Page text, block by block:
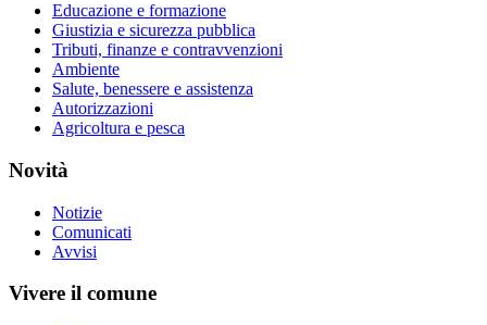
Educazione e formazione
Giustizia e sicurezza pubblica
Tributi, finanze e contravvenzioni
Ambiente
Salute, benessere e assistenza
Autorizzazioni
Agricoltura e pesca
Novità
Notizie
Comunicati
Avvisi
Vivere il comune